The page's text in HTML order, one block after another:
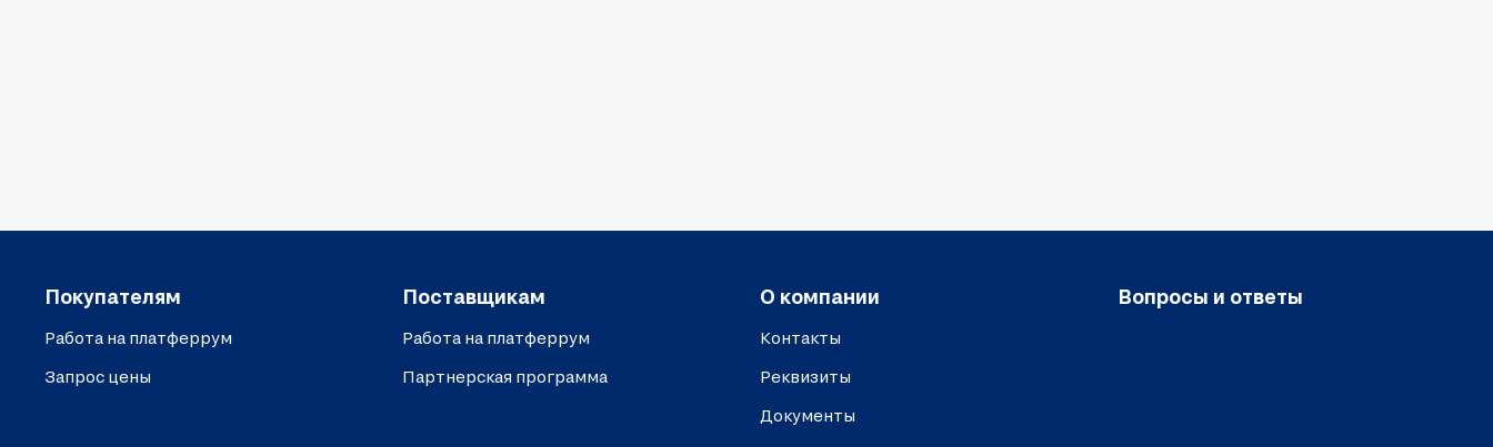
Покупателям
Работа на платферрум
Запрос цены
Поставщикам
Работа на платферрум
Партнерская программа
О компании
Контакты
Реквизиты
Документы
Вопросы и ответы